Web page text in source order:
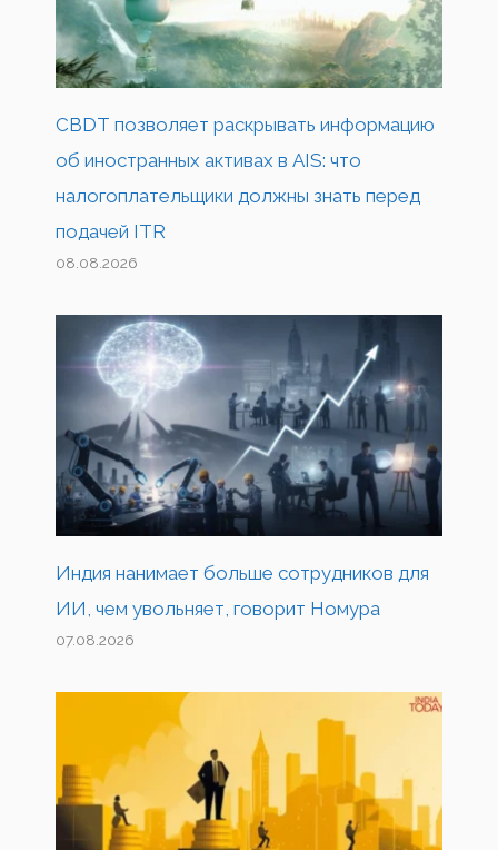
CBDT позволяет раскрывать информацию
об иностранных активах в AIS: что
налогоплательщики должны знать перед
подачей ITR
08.08.2026
Индия нанимает больше сотрудников для
ИИ, чем увольняет, говорит Номура
07.08.2026